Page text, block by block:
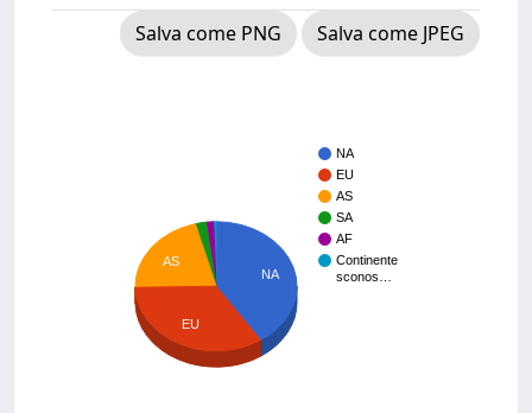
Salva come PNG
Salva come JPEG
NA
EU
AS
SA
AF
Continente
sconos…
NA
AS
EU